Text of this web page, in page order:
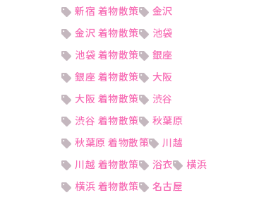
新宿 着物散策
金沢
金沢 着物散策
池袋
池袋 着物散策
銀座
銀座 着物散策
大阪
大阪 着物散策
渋谷
渋谷 着物散策
秋葉原
秋葉原 着物散策
川越
川越 着物散策
浴衣
横浜
横浜 着物散策
名古屋